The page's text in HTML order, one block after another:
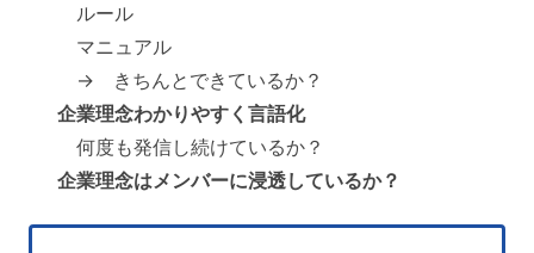
ルール
マニュアル
→ きちんとできているか？
企業理念わかりやすく言語化
何度も発信し続けているか？
企業理念はメンバーに浸透しているか？